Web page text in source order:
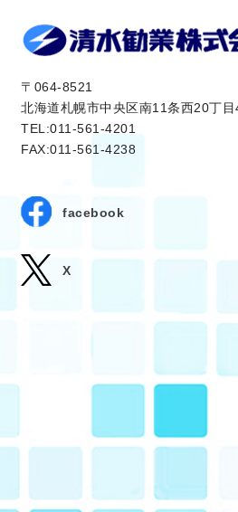
〒064-8521
北海道札幌市中央区南11条西20丁目
TEL:011-561-4201
FAX:011-561-4238
facebook
X